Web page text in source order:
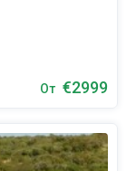
От €2999